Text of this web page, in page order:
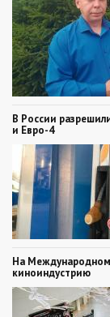
В России
и Евро-4
На Международном
киноиндустрию